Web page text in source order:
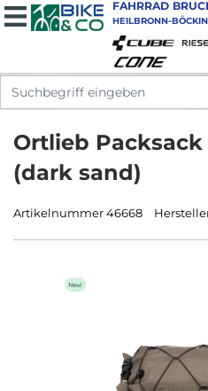
FAHRRAD
HEILBRONN-
Ortlieb Packsack
(dark sand)
Artikelnummer 46668